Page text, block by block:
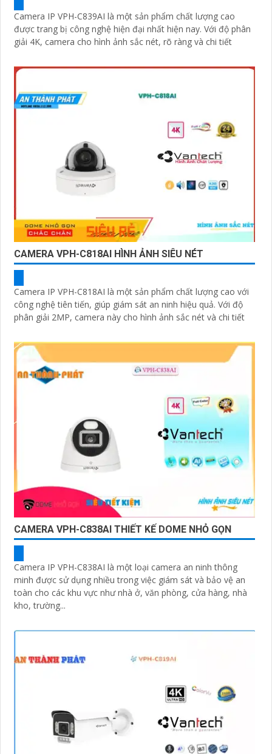
Camera IP VPH-C839AI là một sản phẩm chất lượng cao
được trang bị công nghệ hiện đại nhất hiện nay. Với độ phân
giải 4K, camera cho hình ảnh sắc nét, rõ ràng và chi tiết
CAMERA VPH-C818AI HÌNH ẢNH SIÊU NÉT
Camera IP VPH-C818AI là một sản phẩm chất lượng cao với
công nghệ tiên tiến, giúp giám sát an ninh hiệu quả. Với độ
phân giải 2MP, camera này cho hình ảnh sắc nét và chi tiết
CAMERA VPH-C838AI THIẾT KẾ DOME NHỎ GỌN
Camera IP VPH-C838AI là một loại camera an ninh thông
minh được sử dụng nhiều trong việc giám sát và bảo vệ an
toàn cho các khu vực như nhà ở, văn phòng, cửa hàng, nhà
kho, trường...